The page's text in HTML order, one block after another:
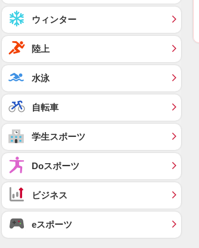
ウィンター
陸上
水泳
自転車
学生スポーツ
Doスポーツ
ビジネス
eスポーツ